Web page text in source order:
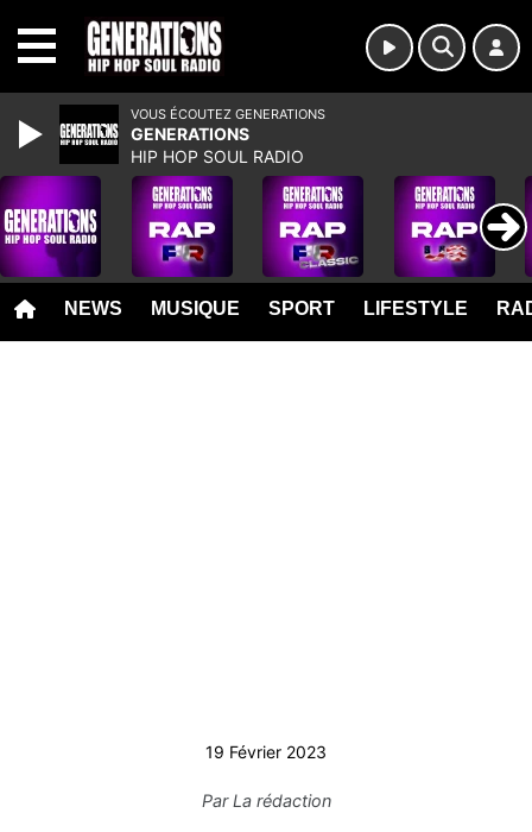
NEWS MUSIQUE SPORT LIFESTYLE
19 Février 2023
ParLa rédaction
VOUS ÉCOUTEZ GENERATIONS
GENERATIONS
HIP HOP SOUL RADIO